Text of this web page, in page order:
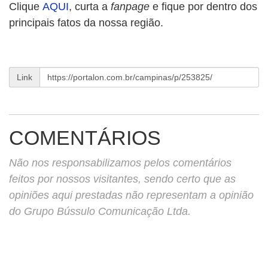
Clique AQUI, curta a fanpage e fique por dentro dos
principais fatos da nossa região.
Link
COMENTÁRIOS
Não nos responsabilizamos pelos comentários
feitos por nossos visitantes, sendo certo que as
opiniões aqui prestadas não representam a opinião
do Grupo Bússulo Comunicação Ltda.